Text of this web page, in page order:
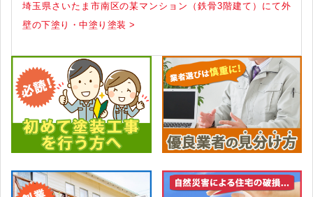
埼玉県さいたま市南区の某マンション（鉄骨3階建て）にて外
壁の下塗り・中塗り塗装 >